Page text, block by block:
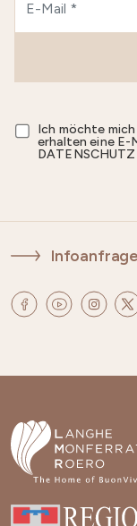
Ich möchte
erhalten eine E-
Infoanfrage